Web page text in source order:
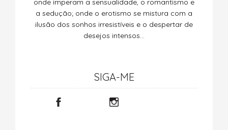
onde imperam a sensualidade, o romantismo e
a sedução; onde o erotismo se mistura com a
ilusão dos sonhos irresistíveis e o despertar de
desejos intensos…
SIGA-ME